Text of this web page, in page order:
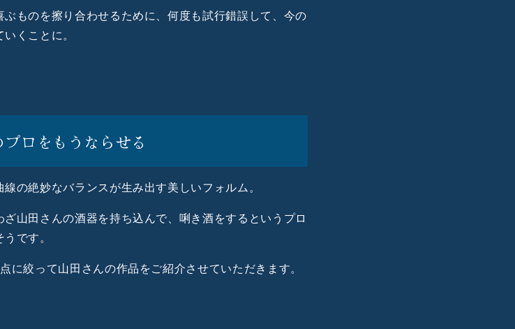
ものを擦り合わせるために、何度も試行錯誤して、今の
くことに。
ロをもうならせる
の絶妙なバランスが生み出す美しいフォルム。
山田さんの酒器を持ち込んで、唎き酒をするというプロ
です。
に絞って山田さんの作品をご紹介させていただきます。